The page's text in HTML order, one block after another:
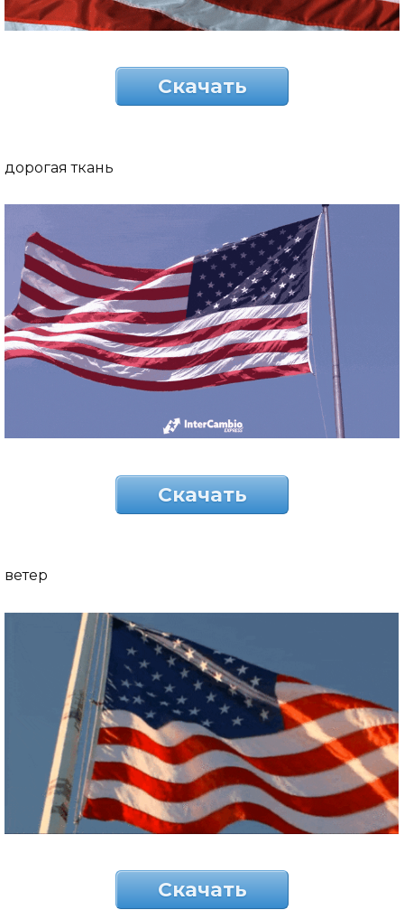
Скачать
дорогая ткань
Скачать
ветер
Скачать